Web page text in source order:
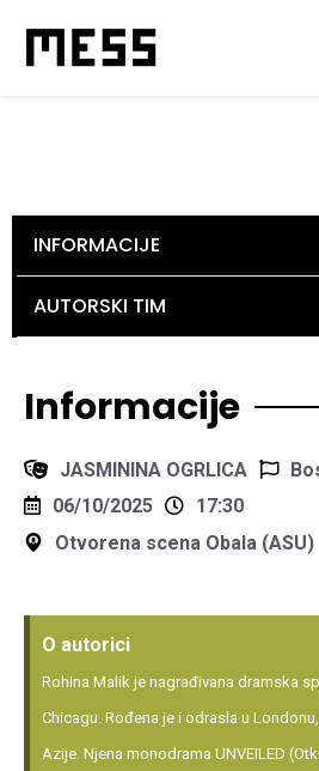
INFORMACIJE
AUTORSKI TIM
Informacije
JASMININA OGRLICA
06/10/2025
17:30
Otvorena scena Obala (ASU)
O autorici
Rohina Malik je nagrađivana dramska
Chicagu. Rođena je i odrasla u
Azije. Njena monodrama UNVEILED